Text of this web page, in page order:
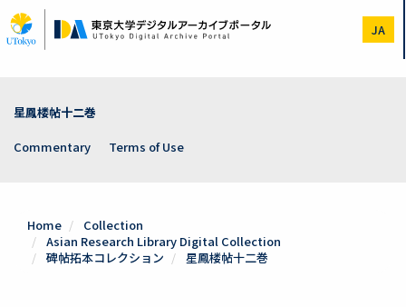
to
main
JA
星鳳楼帖十二巻
Commentary
Terms of Use
Home
Collection
Asian Research Library Digital Collection
碑帖拓本コレクション
星鳳楼帖十二巻